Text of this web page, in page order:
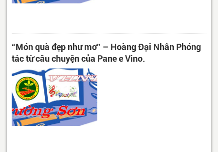
“Món quà đẹp như mơ” – Hoàng Đại Nhân Phóng
tác từ câu chuyện của Pane e Vino.